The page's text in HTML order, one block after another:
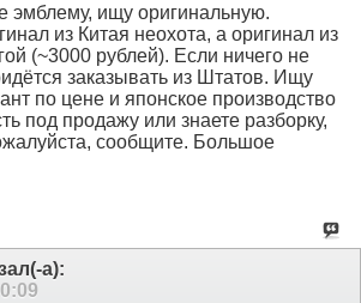
эмблему, ищу оригинальную.
из Китая неохота, а оригинал из
(~3000 рублей). Если ничего не
заказывать из Штатов. Ищу
по цене и японское производство
под продажу или знаете разборку,
сообщите. Большое
а):